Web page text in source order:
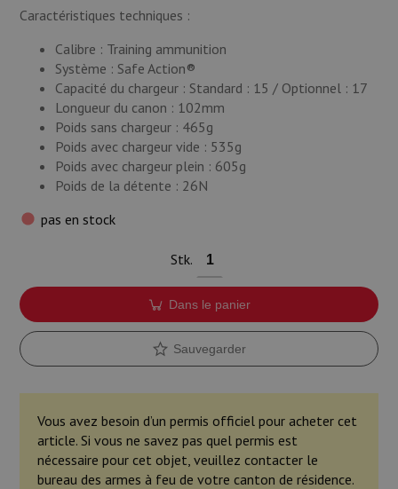
Caractéristiques techniques :
Calibre : Training ammunition
Système : Safe Action®
Capacité du chargeur : Standard : 15 / Optionnel : 17
Longueur du canon : 102mm
Poids sans chargeur : 465g
Poids avec chargeur vide : 535g
Poids avec chargeur plein : 605g
Poids de la détente : 26N
pas en stock
Stk.
Dans le panier
Sauvegarder
Vous avez besoin d’un permis officiel pour acheter cet
article. Si vous ne savez pas quel permis est
nécessaire pour cet objet, veuillez contacter le
bureau des armes à feu de votre canton de résidence.